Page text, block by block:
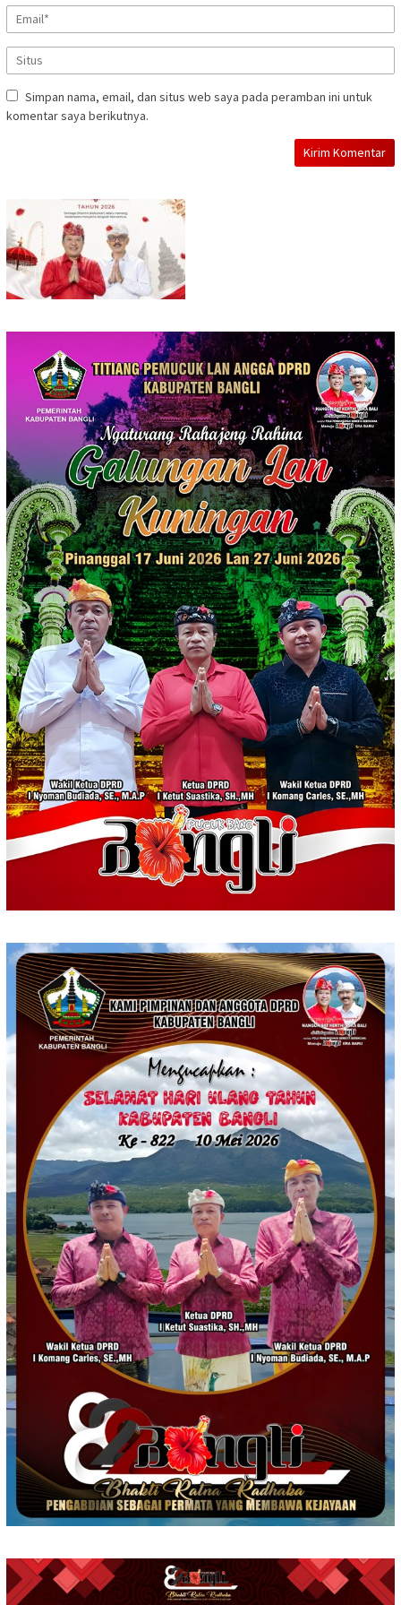
Simpan nama, email, dan situs web saya pada peramban ini untuk
komentar saya berikutnya.